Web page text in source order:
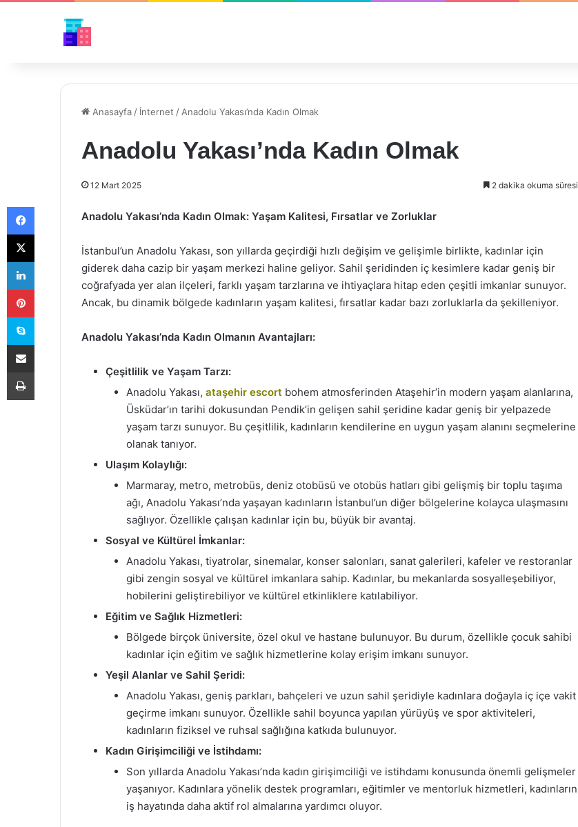
Anasayfa / İnternet / Anadolu Yakası’nda Kadın Olmak
Anadolu Yakası’nda Kadın Olmak
12 Mart 2025 2 dakika okuma süresi
Anadolu Yakası’nda Kadın Olmak: Yaşam Kalitesi, Fırsatlar ve Zorluklar
İstanbul’un Anadolu Yakası, son yıllarda geçirdiği hızlı değişim ve gelişimle birlikte, kadınlar için
giderek daha cazip bir yaşam merkezi haline geliyor. Sahil şeridinden iç kesimlere kadar geniş bir
coğrafyada yer alan ilçeleri, farklı yaşam tarzlarına ve ihtiyaçlara hitap eden çeşitli imkanlar sunuyor.
Ancak, bu dinamik bölgede kadınların yaşam kalitesi, fırsatlar kadar bazı zorluklarla da şekilleniyor.
Anadolu Yakası’nda Kadın Olmanın Avantajları:
Çeşitlilik ve Yaşam Tarzı:
Anadolu Yakası, ataşehir escort bohem atmosferinden Ataşehir’in modern yaşam alanlarına,
Üsküdar’ın tarihi dokusundan Pendik’in gelişen sahil şeridine kadar geniş bir yelpazede
yaşam tarzı sunuyor. Bu çeşitlilik, kadınların kendilerine en uygun yaşam alanını seçmelerine
olanak tanıyor.
Ulaşım Kolaylığı:
Marmaray, metro, metrobüs, deniz otobüsü ve otobüs hatları gibi gelişmiş bir toplu taşıma
ağı, Anadolu Yakası’nda yaşayan kadınların İstanbul’un diğer bölgelerine kolayca ulaşmasını
sağlıyor. Özellikle çalışan kadınlar için bu, büyük bir avantaj.
Sosyal ve Kültürel İmkanlar:
Anadolu Yakası, tiyatrolar, sinemalar, konser salonları, sanat galerileri, kafeler ve restoranlar
gibi zengin sosyal ve kültürel imkanlara sahip. Kadınlar, bu mekanlarda sosyalleşebiliyor,
hobilerini geliştirebiliyor ve kültürel etkinliklere katılabiliyor.
Eğitim ve Sağlık Hizmetleri:
Bölgede birçok üniversite, özel okul ve hastane bulunuyor. Bu durum, özellikle çocuk sahibi
kadınlar için eğitim ve sağlık hizmetlerine kolay erişim imkanı sunuyor.
Yeşil Alanlar ve Sahil Şeridi:
Anadolu Yakası, geniş parkları, bahçeleri ve uzun sahil şeridiyle kadınlara doğayla iç içe vakit
geçirme imkanı sunuyor. Özellikle sahil boyunca yapılan yürüyüş ve spor aktiviteleri,
kadınların fiziksel ve ruhsal sağlığına katkıda bulunuyor.
Kadın Girişimciliği ve İstihdamı:
Son yıllarda Anadolu Yakası’nda kadın girişimciliği ve istihdamı konusunda önemli gelişmeler
yaşanıyor. Kadınlara yönelik destek programları, eğitimler ve mentorluk hizmetleri, kadınların
iş hayatında daha aktif rol almalarına yardımcı oluyor.
Facebook
X
LinkedIn
Pinterest
Skype
E-Posta ile paylaş